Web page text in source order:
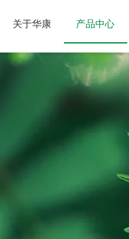
关于华康 产品中心